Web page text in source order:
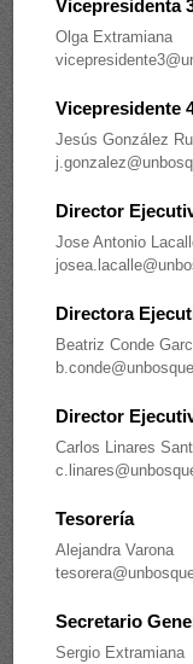
Vicepresidenta
Olga Extramiana
Vicepresidente
Jesús González
Director
Jose Antonio
Directora
Beatriz Conde
Director
Carlos Linares
Tesorería
Alejandra Varona
Secretario
Sergio Extramiana